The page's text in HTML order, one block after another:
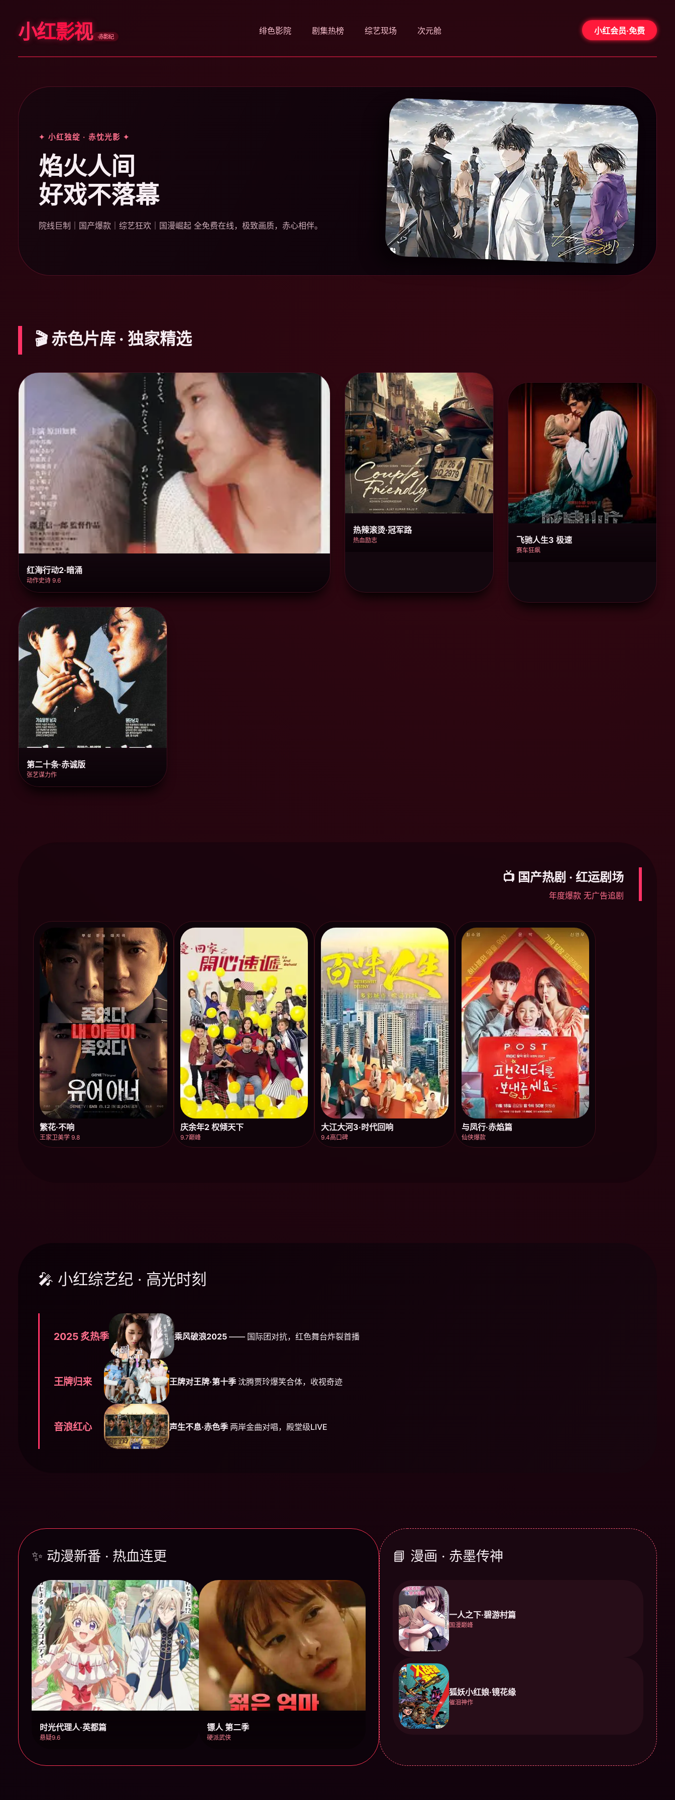
小红影视 ·赤影纪
绯色影院 剧集热榜 综艺现场 次元舱 小红会员·免费
✦ 小红独绽 · 赤忱光影 ✦
焰火人间
好戏不落幕
院线巨制｜国产爆款｜综艺狂欢｜国漫崛起 全免费在线，极致画质，赤心相伴。
🎬 赤色片库 · 独家精选
红海行动2·暗涌
动作史诗 9.6
热辣滚烫·冠军路
热血励志 飞驰人生3 极速
赛车狂飙
第二十条·赤诚版
张艺谋力作
📺 国产热剧 · 红运剧场
年度爆款 无广告追剧
繁花·不响
王家卫美学 9.8
庆余年2 权倾天下
9.7巅峰
大江大河3·时代回响
9.4高口碑
与凤行·赤焰篇
仙侠爆款
🎤 小红综艺纪 · 高光时刻
2025 炙热季 乘风破浪2025 —— 国际团对抗，红色舞台炸裂首播
王牌归来 王牌对王牌·第十季 沈腾贾玲爆笑合体，收视奇迹
音浪红心 声生不息·赤色季 两岸金曲对唱，殿堂级LIVE
✨ 动漫新番 · 热血连更
时光代理人·英都篇
悬疑9.6
镖人 第二季
硬派武侠
📘 漫画 · 赤墨传神
一人之下·碧游村篇
国漫巅峰
狐妖小红娘·镜花缘
催泪神作